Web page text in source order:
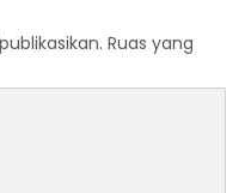
Ruas yang